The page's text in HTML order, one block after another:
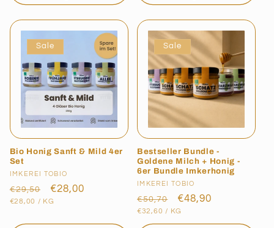
Sale
Bio Honig Sanft & Mild 4er
Set
Anbieter:
IMKEREI TOBIO
Normaler
Preis
€29,50 Verkaufspreis
€28,00
GRUNDPREIS
€28,00 / PRO
KG
Sale
Bestseller Bundle -
Goldene Milch + Honig -
6er Bundle Imkerhonig
Anbieter:
IMKEREI TOBIO
Normaler
Preis
€50,70 Verkaufspreis
€48,90
GRUNDPREIS
€32,60 / PRO
KG